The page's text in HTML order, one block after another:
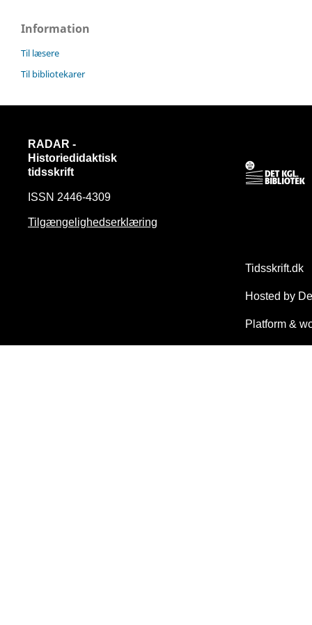
Information
Til læsere
Til bibliotekarer
RADAR -
Historiedidaktisk
tidsskrift
ISSN 2446-4309
Tilgængelighedserklæring